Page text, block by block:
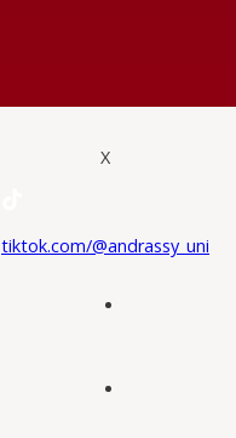
X
tiktok.com/@andrassy_uni